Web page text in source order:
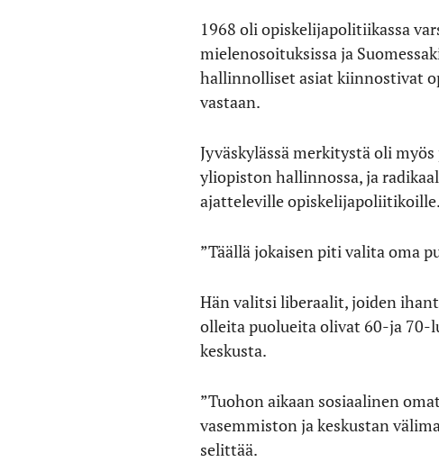
1968 oli opiskelijapolitiikassa
mielenosoituksissa ja
hallinnolliset asiat kiinnostivat
vastaan.
Jyväskylässä merkitystä oli
yliopiston hallinnossa, ja
ajatteleville opiskelijapoliitikoille.
”Täällä jokaisen piti valita oma
Hän valitsi liberaalit, joiden
olleita puolueita olivat 60-ja 70-
keskusta.
”Tuohon aikaan sosiaalinen
vasemmiston ja keskustan
selittää.